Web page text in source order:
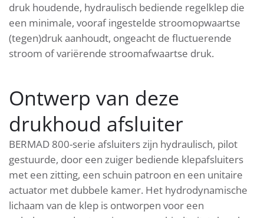
druk houdende, hydraulisch bediende regelklep die
een minimale, vooraf ingestelde stroomopwaartse
(tegen)druk aanhoudt, ongeacht de fluctuerende
stroom of variërende stroomafwaartse druk.
Ontwerp van deze
drukhoud afsluiter
BERMAD 800-serie afsluiters zijn hydraulisch, pilot
gestuurde, door een zuiger bediende klepafsluiters
met een zitting, een schuin patroon en een unitaire
actuator met dubbele kamer. Het hydrodynamische
lichaam van de klep is ontworpen voor een